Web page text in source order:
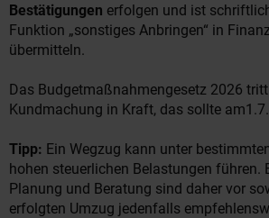
Bestätigungen erfolgen und ist
Funktion „sonstiges Anbringen“ in
übermitteln.
Das Budgetmaßnahmengesetz 2026
Kundmachung in Kraft, das sollte
Tipp: Ein Wegzug kann unter
hohen steuerlichen Belastungen führen.
Planung und Beratung sind daher vor
erfolgten Umzug jedenfalls